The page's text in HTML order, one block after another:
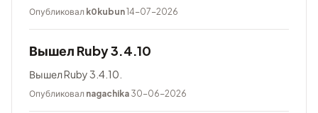
Опубликовал k0kubun14-07-2026
Вышел Ruby 3.4.10
Вышел Ruby 3.4.10.
Опубликовал nagachika 30-06-2026